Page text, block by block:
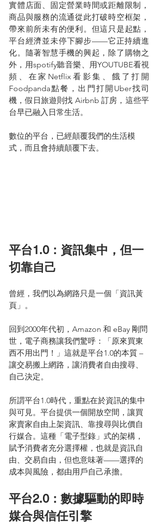
實體店面、固定營業時間或距離限制，
商品與服務的流通從此打破時空框架，
帶來前所未有的便利。但這只是起點，
平台經濟並未停下腳步——它正持續進
化。隨著智慧手機的興起，除了購物之
外，用spotify聽音樂、用YOUTUBE看視
頻、在家Netflix看影集、餓了打開
Foodpanda點餐，出門打開Uber找司
機，假日旅遊則找 Airbnb 訂房，這些平
台早已融入日常生活。
數位的平台，已經顛覆我們的生活模
式，而且會持續顛覆下去。
平台1.0：資訊集中，但一
切靠自己
曾經，我們以為網路只是一個「資訊黃
頁」。
回到2000年代初，Amazon 和 eBay 剛問
世，電子商務讓我們驚呼：「原來買東
西不用出門！」這就是平台1.0的本質 –
讓交易搬上網路，讓消費者自由搜尋、
自己決定。
所謂平台1.0時代，重點在於資訊的集中
與可見。平台提供一個開放空間，讓買
家賣家自由上架資訊、靠搜尋與比價自
行媒合。這種「電子型錄」式的架構，
賦予消費者充分選擇權，也就是資訊自
由、交易自由，但也意味著——選擇的
成本與風險，都由用戶自己承擔。
平台2.0：數據驅動的即時
媒合與信任引擎